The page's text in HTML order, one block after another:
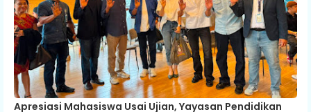
Apresiasi Mahasiswa Usai Ujian, Yayasan Pendidikan